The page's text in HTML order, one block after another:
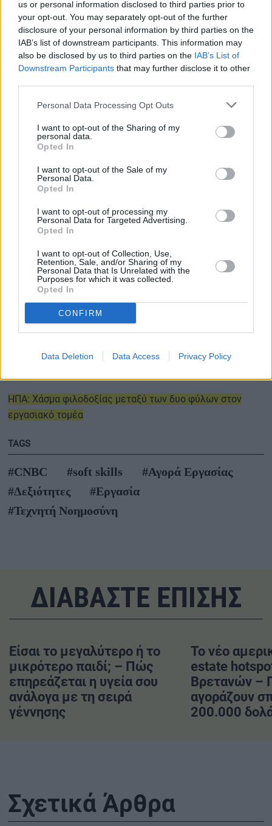
us or personal information disclosed to third parties prior to
your opt-out. You may separately opt-out of the further
disclosure of your personal information by third parties on the
IAB’s list of downstream participants. This information may
also be disclosed by us to third parties on the IAB’s List of
Downstream Participants that may further disclose it to other
Personal Data Processing Opt Outs
I want to opt-out of the Sharing of my
personal data.
Opted In
I want to opt-out of the Sale of my
Personal Data.
Opted In
I want to opt-out of processing my
Personal Data for Targeted Advertising.
Opted In
I want to opt-out of Collection, Use,
Retention, Sale, and/or Sharing of my
Personal Data that Is Unrelated with the
Purposes for which it was collected.
Opted In
CONFIRM
Data Deletion Data Access Privacy Policy
δεξιοτήτων, ιδιαίτερα στην τεχνητή νοημοσύνη,και «soft
skills» όπως η επικοινωνία και η διαχείριση ανθρώπων.
«Όσοι βλέπουν με θετικό μάτι την τεχνητή νοημοσύνη,
είναι περίεργοι με την τεχνολογία και τη χρησιμοποιούν
στην καθημερινή τους εργασίαθα θεωρηθούν ως οι
μελλοντικοί ηγέτες σε κάθε εταιρεία », δήλωσε ο COO
Τα soft skills όπως
ο μετριασμός των συγκρούσεων, η
προσαρμοστικότητα και η καινοτόμος σκέψη
αποτελούσαν περίπου το ήμισυ της λίστας του LinkedIn
για το 2025. Είναι ζωτικής σημασίας για την καθημερινή
μας εργασία, σημειώνει οAndrew McCaskill
δεξιότητες» όπως αυτές, είπε, «αλλάζουν πραγματικά το
παιχνίδι».
Περισσότερες ειδήσεις
Αγορά εργασίας: Πιο «ψηφιακοί», λιγότερο… ικανοί
ΗΠΑ: Χάσμα φιλοδοξίας μεταξύ των δυο φύλων στον
εργασιακό τομέα
TAGS
#CNBC #soft skills
#Αγορά Εργασίας
#Δεξιότητες
#Εργασία
#Τεχνητή Νοημοσύνη
ΔΙΑΒΑΣΤΕ ΕΠΙΣΗΣ
Είσαι το μεγαλύτερο ή το
μικρότερο παιδί; – Πώς
επηρεάζεται η υγεία σου
ανάλογα με τη σειρά
γέννησης
Το νέο
estate
Βρετανών –
αγοράζουν
200.000
Σχετικά Άρθρα